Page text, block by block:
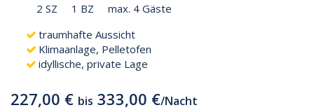
2 SZ 1 BZ
max. 4 Gäste
traumhafte Aussicht
Klimaanlage, Pelletofen
idyllische, private Lage
227,00 € bis 333,00 €/Nacht